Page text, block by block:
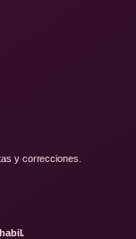
y correcciones.